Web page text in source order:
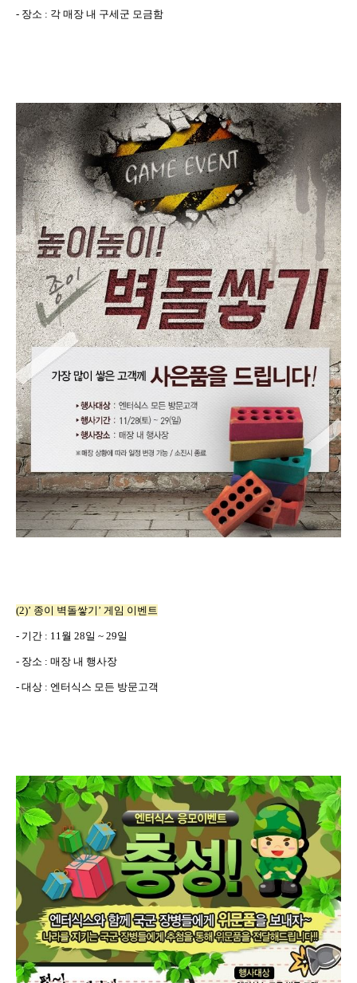
- 장소 : 각 매장 내 구세군 모금함
(2)’ 종이 벽돌쌓기 ’ 게임 이벤트
- 기간 : 11 월 28일 ~ 29일
- 장소 : 매장 내 행사장
- 대상 : 엔터식스 모든 방문고객